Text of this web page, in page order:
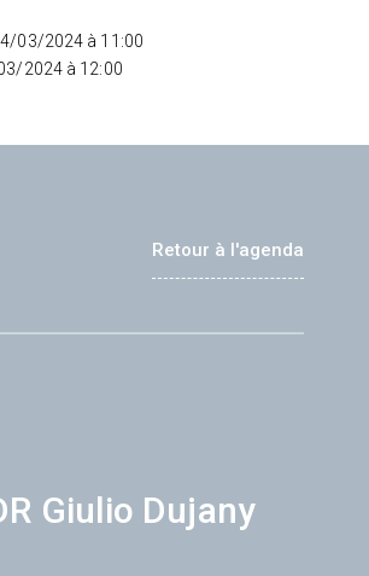
03/2024 à 11:00
2024 à 12:00
Retour à l'agenda
Giulio Dujany